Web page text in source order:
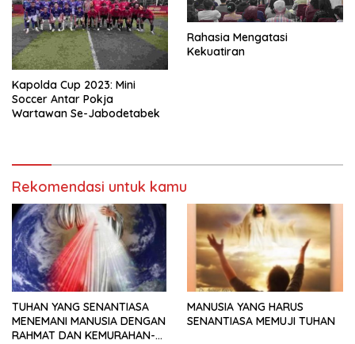
Kapolda Cup 2023: Mini
Soccer Antar Pokja
Wartawan Se-Jabodetabek
Rahasia Mengatasi
Kekuatiran
Rekomendasi untuk kamu
TUHAN YANG SENANTIASA
MENEMANI MANUSIA DENGAN
RAHMAT DAN KEMURAHAN-
MANUSIA YANG HARUS
SENANTIASA MEMUJI TUHAN